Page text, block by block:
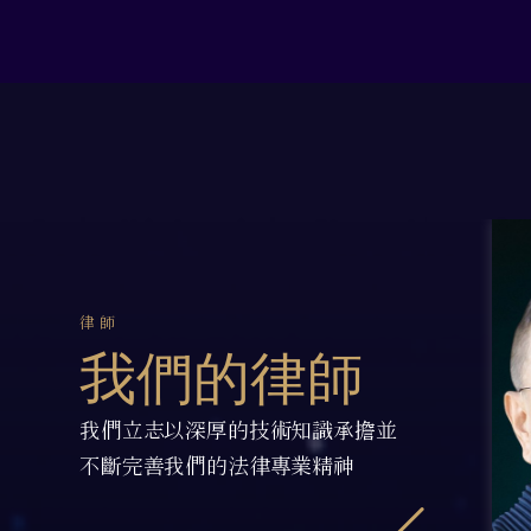
律師
我們的律師
我們立志以深厚的技術知識承擔並
不斷完善我們的法律專業精神